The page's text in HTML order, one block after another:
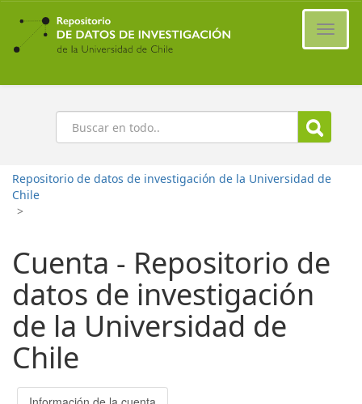
Ir
contenido
principal
Buscar
Repositorio de datos de investigación de la Universidad de
Chile
>
Cuenta - Repositorio de
datos de investigación
de la Universidad de
Chile